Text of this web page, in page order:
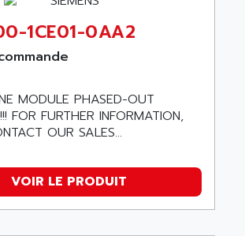
5000
1CE01-0AA2
MODULE PHASED-OUT
FOR FURTHER INFORMATION,
OUR SALES...
VOIR LE PRODUIT